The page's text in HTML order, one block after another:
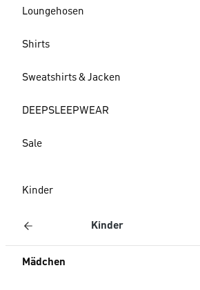
Loungehosen
Shirts
Sweatshirts & Jacken
DEEPSLEEPWEAR
Sale
Kinder
Kinder
Mädchen